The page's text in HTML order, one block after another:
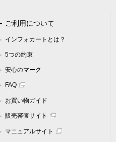
ご利用について
インフォカートとは？
5つの約束
安心のマーク
FAQ
お買い物ガイド
販売審査サイト
マニュアルサイト